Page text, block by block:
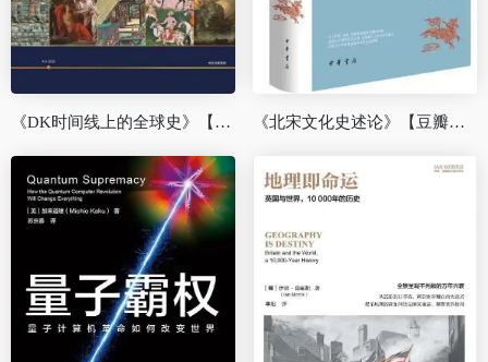
《DK时间线上的全球史》【豆瓣评分7.8】 《北宋文化史述论》【豆瓣评分9.4】